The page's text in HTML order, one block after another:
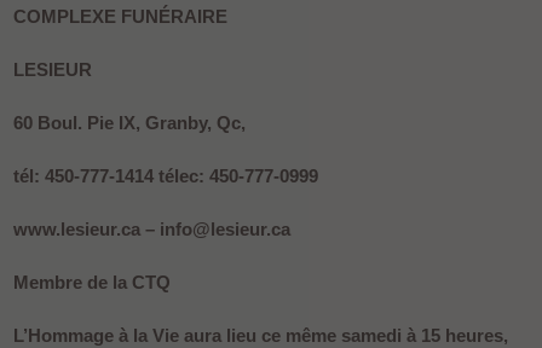
COMPLEXE FUNÉRAIRE
LESIEUR
60 Boul. Pie IX, Granby, Qc,
tél: 450-777-1414 télec: 450-777-0999
www.lesieur.ca – info@lesieur.ca
Membre de la CTQ
L’Hommage à la Vie aura lieu ce même samedi à 15 heures,